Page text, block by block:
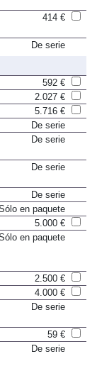
592 €
2.027 €
5.716 €
De serie
De serie
Sólo en paquete
5.000 €
2.500 €
4.000 €
59 €